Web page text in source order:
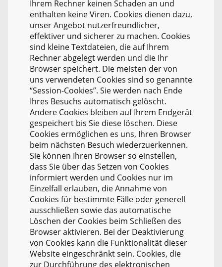
Ihrem Rechner keinen Schaden an und
enthalten keine Viren. Cookies dienen dazu,
unser Angebot nutzerfreundlicher,
effektiver und sicherer zu machen. Cookies
sind kleine Textdateien, die auf Ihrem
Rechner abgelegt werden und die Ihr
Browser speichert. Die meisten der von
uns verwendeten Cookies sind so genannte
“Session-Cookies”. Sie werden nach Ende
Ihres Besuchs automatisch gelöscht.
Andere Cookies bleiben auf Ihrem Endgerät
gespeichert bis Sie diese löschen. Diese
Cookies ermöglichen es uns, Ihren Browser
beim nächsten Besuch wiederzuerkennen.
Sie können Ihren Browser so einstellen,
dass Sie über das Setzen von Cookies
informiert werden und Cookies nur im
Einzelfall erlauben, die Annahme von
Cookies für bestimmte Fälle oder generell
ausschließen sowie das automatische
Löschen der Cookies beim Schließen des
Browser aktivieren. Bei der Deaktivierung
von Cookies kann die Funktionalität dieser
Website eingeschränkt sein. Cookies, die
zur Durchführung des elektronischen